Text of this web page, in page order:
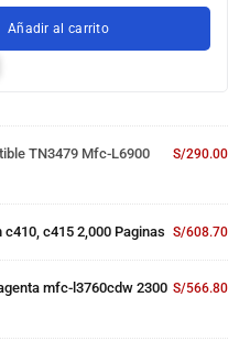
Añadir al carrito
TN3479 Mfc-L6900
S/290.00
c415 2,000 Paginas S/608.70
mfc-l3760cdw 2300 S/566.80